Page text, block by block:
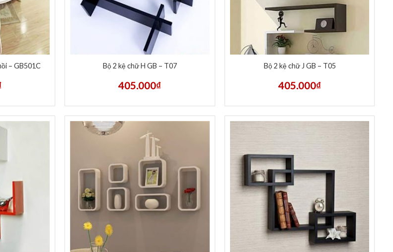
– GB501C Bộ 2 kệ chữ H GB – T07
405.000₫
Bộ 2 kệ chữ J GB – T05
405.000₫